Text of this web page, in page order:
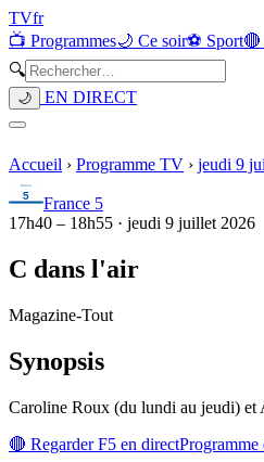
TVfr
📺 Programmes🌙 Ce soir⚽ Sport🔴
🔍
🌙 EN DIRECT
Accueil › Programme TV › jeudi 9
France 5
17h40 – 18h55 · jeudi 9 juillet 2026
C dans l'air
Magazine-Tout
Synopsis
Caroline Roux (du lundi au jeudi) et
🔴 RegarderF5 en directProgramme